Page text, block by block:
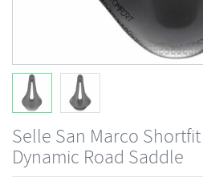
Selle San Marco
Dynamic Road Saddle